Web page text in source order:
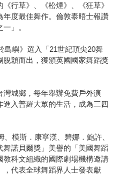
行草》、《松煙》、《狂草》
度最佳舞作。倫敦泰晤士報讚
」。
島嶼》選入「21世紀頂尖20舞
穎而出，獲頒英國國家舞蹈獎
城鄉，每年舉辦免費戶外演
入普羅大眾的生活，成為三四
模斯．康寧漢、碧娜．鮑許、
舞諾貝爾獎」美譽的「美國舞蹈
科文組織的國際劇場機構邀請
代表全球舞蹈界人士發表獻